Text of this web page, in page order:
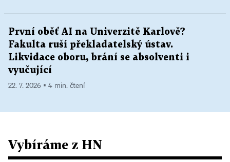
První oběť AI na Univerzitě Karlově?
Fakulta ruší překladatelský ústav.
Likvidace oboru, brání se absolventi i
vyučující
22. 7. 2026 ▪ 4 min. čtení
Vybíráme z HN